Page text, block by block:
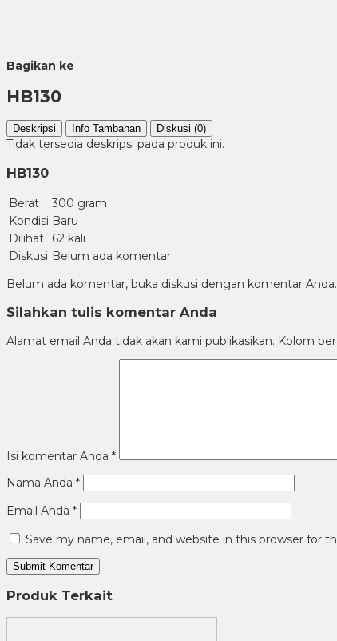
Bagikan ke
HB130
Deskripsi Info Tambahan Diskusi (0)
Tidak tersedia deskripsi pada produk ini.
HB130
Berat
300 gram
Kondisi Baru
Dilihat
62 kali
Diskusi Belum ada komentar
Belum ada komentar, buka diskusi dengan komentar Anda.
Silahkan tulis komentar Anda
Alamat email Anda tidak akan kami publikasikan. Kolom
Isi komentar Anda *
Nama Anda *
Email Anda *
Save my name, email, and website in this browser for
Produk Terkait